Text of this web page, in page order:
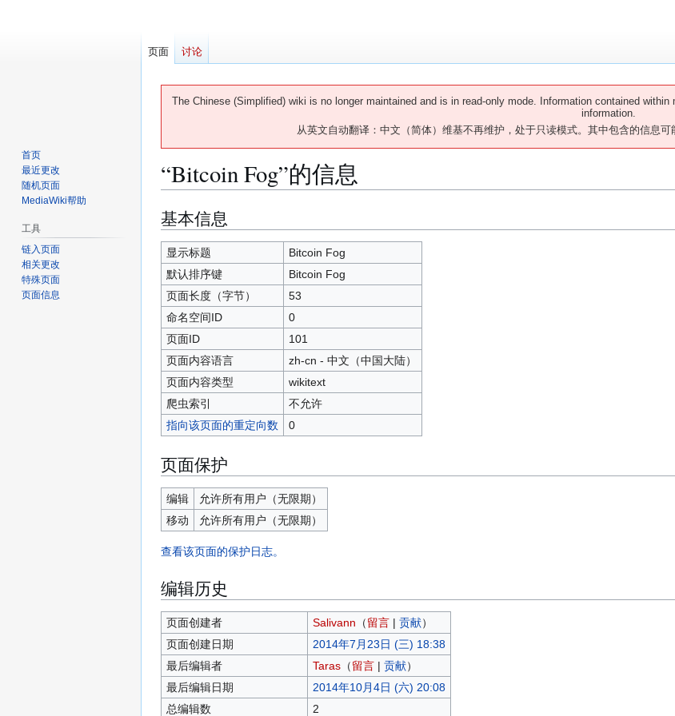
The Chinese (Simplified) wiki is no longer maintained and is in read-only mode. Information contained
information.
从英文自动翻译：中文（简体）维基不再维护，处于只读模式。其中包含的信息
“Bitcoin Fog”的信息
跳
转
到
导
航
跳
转
到
搜
索
基本信息
显示标题
Bitcoin Fog
默认排序键
Bitcoin Fog
页面长度（字节）
53
命名空间ID
0
页面ID
101
页面内容语言
zh-cn - 中文（中国大陆）
页面内容类型
wikitext
爬虫索引
不允许
指向该页面的重定向数
0
页面保护
编辑
允许所有用户​（无限期）
移动
允许所有用户​（无限期）
查看该页面的保护日志。
编辑历史
页面创建者 Salivann （留言| 贡献）
页面创建日期
2014年7月23日 (三) 18:38
最后编辑者
Taras（留言| 贡献）
最后编辑日期
2014年10月4日 (六) 20:08
总编辑数
2
页面 讨论
首页
最近更改
随机页面
MediaWiki帮助
工具
链入页面
相关更改
特殊页面
页面信息